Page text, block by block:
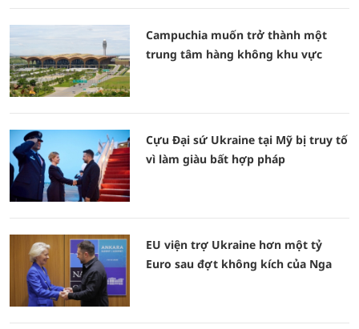
Campuchia muốn trở thành một
trung tâm hàng không khu vực
Cựu Đại sứ Ukraine tại Mỹ bị truy tố
vì làm giàu bất hợp pháp
EU viện trợ Ukraine hơn một tỷ
Euro sau đợt không kích của Nga